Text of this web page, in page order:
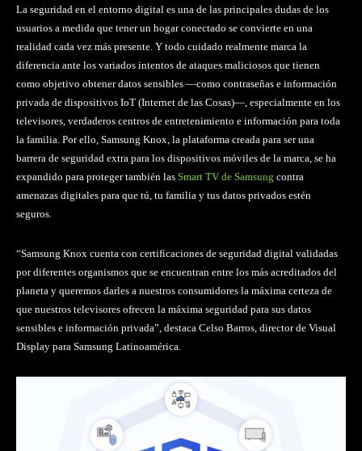
La seguridad en el entorno digital es una de las principales dudas de los
usuarios a medida que tener un hogar conectado se convierte en una
realidad cada vez más presente. Y todo cuidado realmente marca la
diferencia ante los variados intentos de ataques maliciosos que tienen
como objetivo obtener datos sensibles —como contraseñas e información
privada de dispositivos IoT (Internet de las Cosas)—, especialmente en los
televisores, verdaderos centros de entretenimiento e información para toda
la familia. Por ello, Samsung Knox, la plataforma creada para ser una
barrera de seguridad extra para los dispositivos móviles de la marca, se ha
expandido para proteger también las Smart TV de Samsung contra
amenazas digitales para que tú, tu familia y tus datos privados estén
seguros.
“Samsung Knox cuenta con certificaciones de seguridad digital validadas
por diferentes organismos que se encuentran entre los más acreditados del
planeta y queremos darles a nuestros consumidores la máxima certeza de
que nuestros televisores ofrecen la máxima seguridad para sus datos
sensibles e información privada”, destaca Celso Barros, director de Visual
Display para Samsung Latinoamérica.